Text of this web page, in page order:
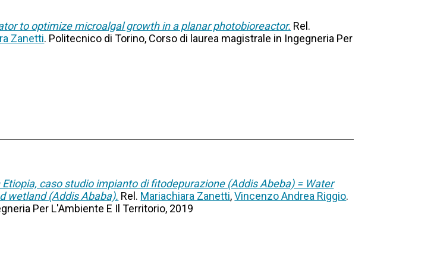
to optimize microalgal growth in a planar photobioreactor. Rel.
Zanetti. Politecnico di Torino, Corso di laurea magistrale in Ingegneria Per
caso studio impianto di fitodepurazione (Addis Abeba) = Water
wetland (Addis Ababa). Rel. Mariachiara Zanetti,Vincenzo Andrea Riggio.
Per L'Ambiente E Il Territorio, 2019